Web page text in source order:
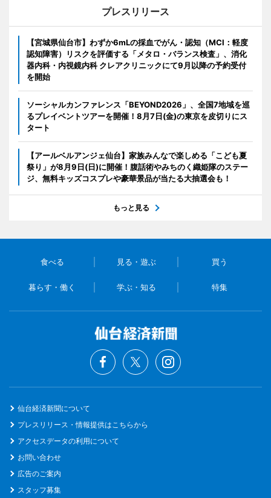
プレスリリース
【宮城県仙台市】わずか6mLの採血でがん・認知（MCI：軽度
認知障害）リスクを評価する「メタロ・バランス検査」、消化
器内科・内視鏡内科 クレアクリニックにて9月以降の予約受付
を開始
ソーシャルカンファレンス「BEYOND2026」、全国7地域を巡
るプレイベントツアーを開催！8月7日(金)の東京を皮切りにス
タート
【アールベルアンジェ仙台】家族みんなで楽しめる「こども夏
祭り」が8月9日(日)に開催！腹話術やみちのく織姫隊のステー
ジ、無料キッズコスプレや豪華景品が当たる大抽選会も！
もっと見る
食べる 見る・遊ぶ 買う
暮らす・働く 学ぶ・知る 特集
仙台経済新聞について
プレスリリース・情報提供はこちらから
アクセスデータの利用について
お問い合わせ
広告のご案内
スタッフ募集